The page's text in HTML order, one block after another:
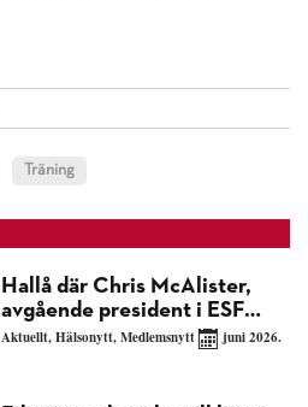
Träning
Hallå där Chris McAlister,
avgående president i ESF…
Aktuellt,Hälsonytt,Medlemsnytt juni 2026.